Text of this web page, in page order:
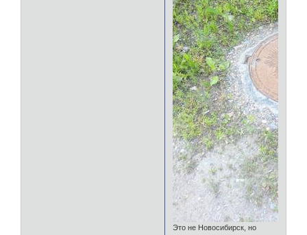
Это не Новосибирск, но